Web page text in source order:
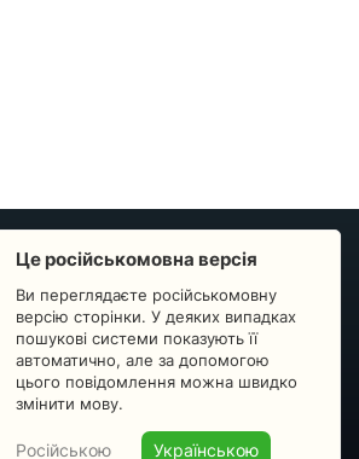
ОБРАТНАЯ СВЯЗЬ
вопрос Статистика изменений
О сервисе
Преподавателям
Новости
Пульс страны
Угода підписника
Це російськомовна версія
Ви переглядаєте російськомовну
версію сторінки. У деяких випадках
пошукові системи показують її
автоматично, але за допомогою
цього повідомлення можна швидко
змінити мову.
Російською Українською